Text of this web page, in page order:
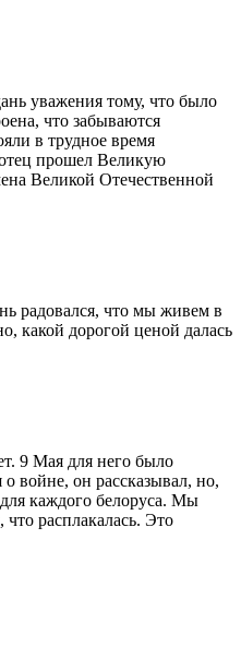
уважения тому, что было
что забываются
в трудное время
прошел Великую
Великой Отечественной
радовался, что мы живем в
какой дорогой ценой далась
9 Мая для него было
войне, он рассказывал, но,
каждого белоруса. Мы
расплакалась. Это